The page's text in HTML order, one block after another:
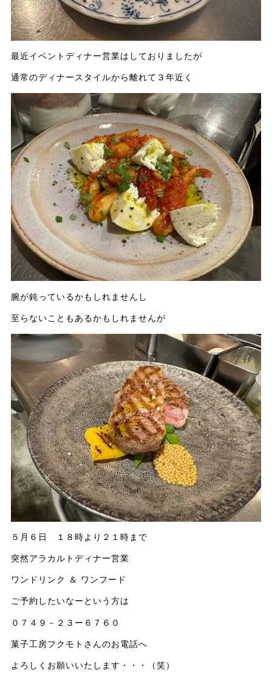
最近イベントディナー営業はしておりましたが
通常のディナースタイルから離れて３年近く
腕が鈍っているかもしれませんし
至らないこともあるかもしれませんが
５月６日 １８時より２１時まで
突然アラカルトディナー営業
ワンドリンク ＆ ワンフード
ご予約したいなーという方は
０７４９－２３ー６７６０
菓子工房フクモトさんのお電話へ
よろしくお願いいたします・・・（笑）